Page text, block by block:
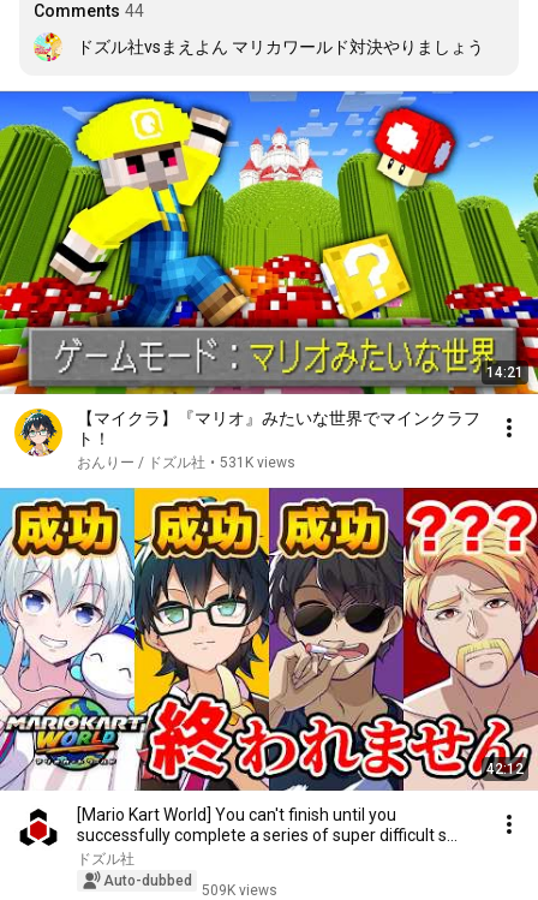
Comments 44
ドズル社vsまえよん マリカワールド対決やりましょう
14:21
【マイクラ】『マリオ』みたいな世界でマインクラフ
ト！
おんりー / ドズル社 • 531K views
42:12
[Mario Kart World] You can't finish until you
successfully complete a series of super difficult s...
ドズル社
Auto-dubbed
509K views